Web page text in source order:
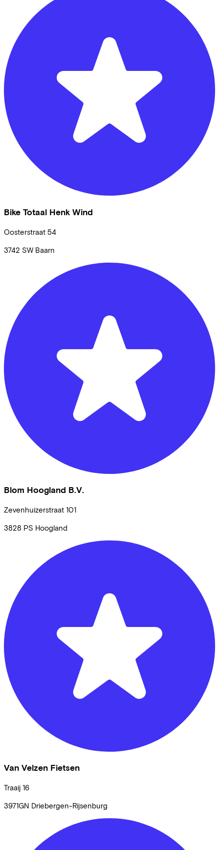
Bike Totaal Henk Wind
Oosterstraat 54
3742 SW Baarn
Blom Hoogland B.V.
Zevenhuizerstraat 101
3828 PS Hoogland
Van Velzen Fietsen
Traaij 16
3971GN Driebergen-Rijsenburg